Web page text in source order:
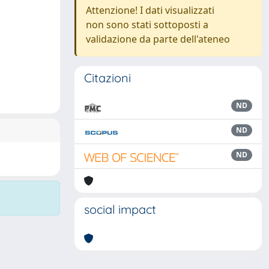
Attenzione! I dati visualizzati
non sono stati sottoposti a
validazione da parte dell'ateneo
Citazioni
ND
ND
ND
social impact